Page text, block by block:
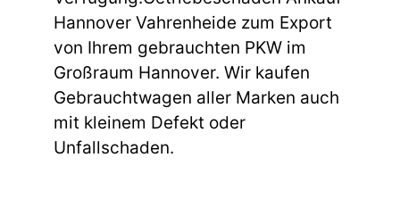
Hannover Vahrenheide zum Export
von Ihrem gebrauchten PKW im
Großraum Hannover. Wir kaufen
Gebrauchtwagen aller Marken auch
mit kleinem Defekt oder
Unfallschaden.